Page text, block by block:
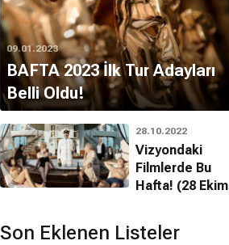
09.01.2023
BAFTA 2023 İlk Tur Adayları
Belli Oldu!
28.10.2022
Vizyondaki
Filmlerde Bu
Hafta! (28 Ekim
Son Eklenen Listeler